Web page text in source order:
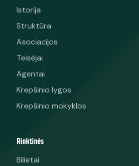
Istorija
Struktūra
Asociacijos
Teisėjai
Agentai
Krepšinio lygos
Krepšinio mokyklos
Rinktinės
Bilietai